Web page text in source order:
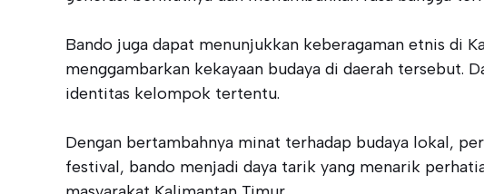
Bando juga dapat menunjukkan keberagaman etnis di
menggambarkan kekayaan budaya di daerah tersebut.
identitas kelompok tertentu.
Dengan bertambahnya minat terhadap budaya lokal,
festival, bando menjadi daya tarik yang menarik